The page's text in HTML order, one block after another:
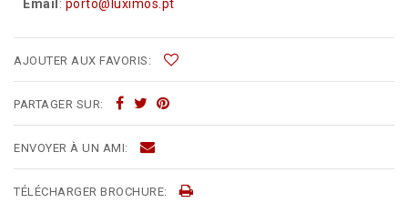
Email : porto@luximos.pt
AJOUTER AUX FAVORIS:
PARTAGER SUR:
ENVOYER À UN AMI:
TÉLÉCHARGER BROCHURE: